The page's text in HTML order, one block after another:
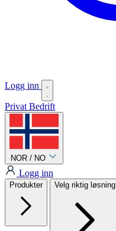
Logg inn
Privat Bedrift
NOR / NO
Logg inn
Produkter Velg riktig løsning